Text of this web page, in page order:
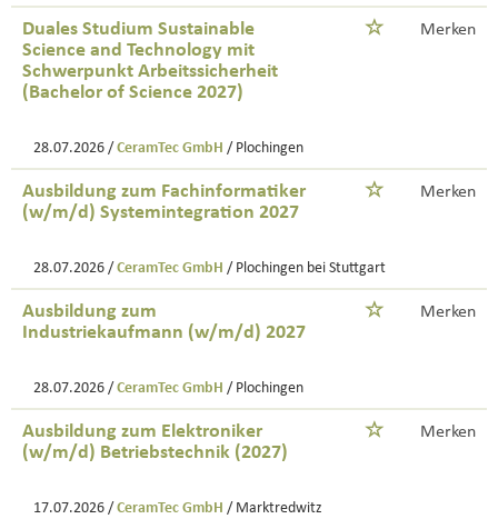
Duales Studium Sustainable
Science and Technology mit
Schwerpunkt Arbeitssicherheit
(Bachelor of Science 2027)
Merken
28.07.2026 / CeramTec GmbH / Plochingen
Ausbildung zum Fachinformatiker
(w/m/d) Systemintegration 2027
Merken
28.07.2026 / CeramTec GmbH / Plochingen bei Stuttgart
Ausbildung zum
Industriekaufmann (w/m/d) 2027
Merken
28.07.2026 / CeramTec GmbH / Plochingen
Ausbildung zum Elektroniker
(w/m/d) Betriebstechnik (2027)
Merken
17.07.2026 / CeramTec GmbH / Marktredwitz